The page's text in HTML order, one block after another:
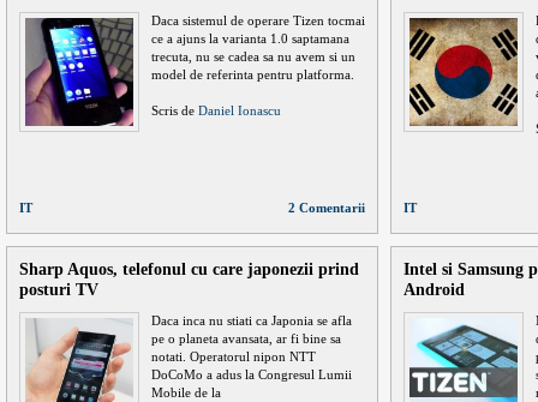
Daca sistemul de operare Tizen tocmai
ce a ajuns la varianta 1.0 saptamana
trecuta, nu se cadea sa nu avem si un
model de referinta pentru platforma.
Scris de Daniel Ionascu
IT 2 Comentarii IT
Sharp Aquos, telefonul cu care japonezii prind
posturi TV
Daca inca nu stiati ca Japonia se afla
pe o planeta avansata, ar fi bine sa
notati. Operatorul nipon NTT
DoCoMo a adus la Congresul Lumii
Mobile de la
Intel si Samsung
Android